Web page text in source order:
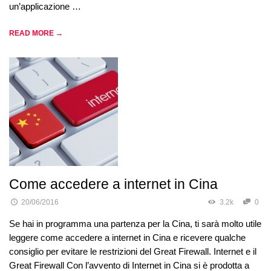
un’applicazione …
READ MORE →
Come accedere a internet in Cina
20/06/2016 3.2k 0
Se hai in programma una partenza per la Cina, ti sarà molto utile
leggere come accedere a internet in Cina e ricevere qualche
consiglio per evitare le restrizioni del Great Firewall. Internet e il
Great Firewall Con l’avvento di Internet in Cina si è prodotta a